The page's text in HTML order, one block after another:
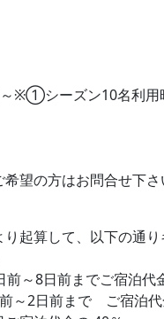
～※①シーズン10名利用
望の方はお問合せ下さ
り起算して、以下の通
～8日前までご宿泊代
～2日前まで ご宿泊代